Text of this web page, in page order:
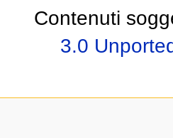
Contenuti
3.0